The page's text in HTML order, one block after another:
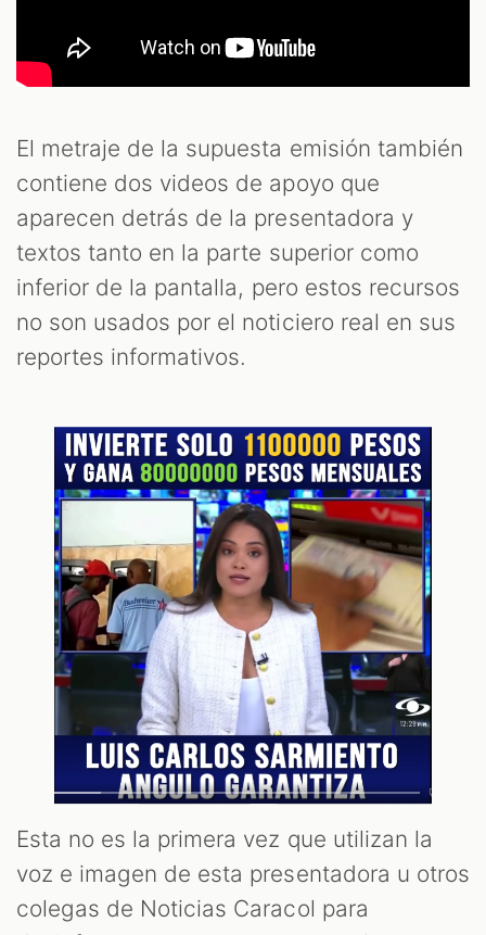
El metraje de la supuesta emisión también
contiene dos videos de apoyo que
aparecen detrás de la presentadora y
textos tanto en la parte superior como
inferior de la pantalla, pero estos recursos
no son usados por el noticiero real en sus
reportes informativos.
Esta no es la primera vez que utilizan la
voz e imagen de esta presentadora u otros
colegas de Noticias Caracol para